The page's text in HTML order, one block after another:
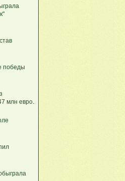
победы
млн евро.